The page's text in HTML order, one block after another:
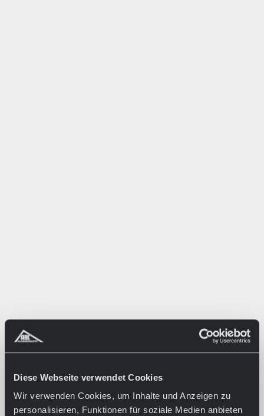
Diese Webseite verwendet Cookies
Wir verwenden Cookies, um Inhalte und Anzeigen zu
personalisieren, Funktionen für soziale Medien anbieten